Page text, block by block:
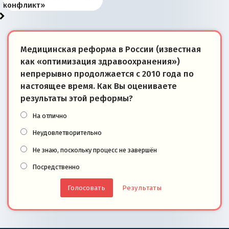
конфликт»
Медицинская реформа в России (известная
как «оптимизация здравоохранения»)
непрерывно продолжается с 2010 года по
настоящее время. Как Вы оцениваете
результаты этой реформы?
На отлично
Неудовлетворительно
Не знаю, поскольку процесс не завершён
Посредственно
Результаты